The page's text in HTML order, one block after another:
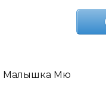
Малышка Мю